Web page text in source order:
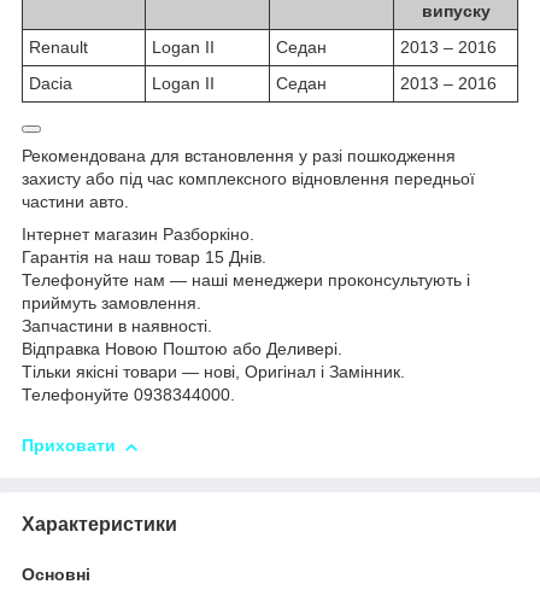
випуску
Renault
Logan II Седан
2013 – 2016
Dacia
Logan II Седан 2013 – 2016
Рекомендована для встановлення у разі пошкодження
захисту або під час комплексного відновлення передньої
частини авто.
Інтернет магазин Разборкіно.
Гарантія на наш товар 15 Днів.
Телефонуйте нам — наші менеджери проконсультують і
приймуть замовлення.
Запчастини в наявності.
Відправка Новою Поштою або Деливері.
Тільки якісні товари — нові, Оригінал і Замінник.
Телефонуйте 0938344000.
Приховати
Характеристики
Основні